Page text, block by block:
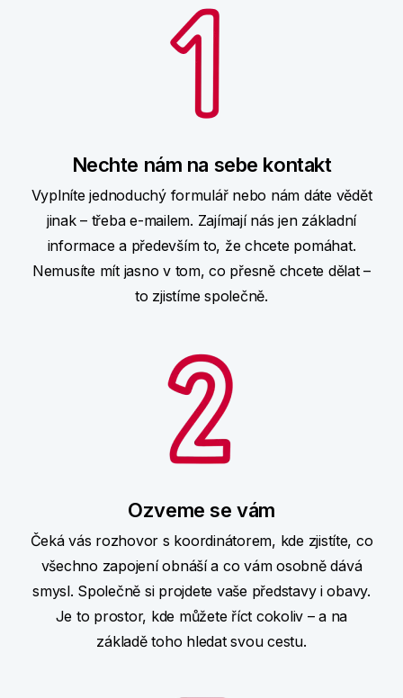
Nechte nám na sebe kontakt
Vyplníte jednoduchý formulář nebo nám dáte vědět
jinak – třeba e-mailem. Zajímají nás jen základní
informace a především to, že chcete pomáhat.
Nemusíte mít jasno v tom, co přesně chcete dělat –
to zjistíme společně.
Ozveme se vám
Čeká vás rozhovor s koordinátorem, kde zjistíte, co
všechno zapojení obnáší a co vám osobně dává
smysl. Společně si projdete vaše představy i obavy.
Je to prostor, kde můžete říct cokoliv – a na
základě toho hledat svou cestu.